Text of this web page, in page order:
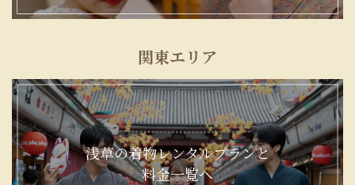
関東エリア
浅草の着物レンタルプランと
料金一覧へ